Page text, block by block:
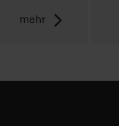
mehr